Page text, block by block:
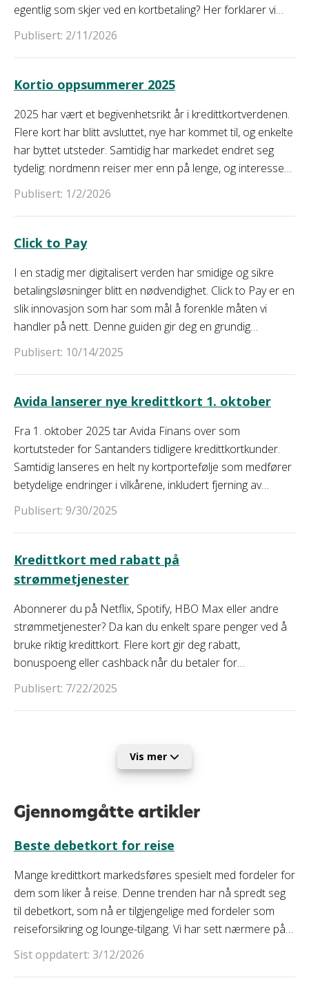
egentlig som skjer ved en kortbetaling? Her forklarer vi
begrepene.
Publisert: 2/11/2026
Kortio oppsummerer 2025
2025 har vært et begivenhetsrikt år i kredittkortverdenen.
Flere kort har blitt avsluttet, nye har kommet til, og enkelte
har byttet utsteder. Samtidig har markedet endret seg
tydelig: nordmenn reiser mer enn på lenge, og interessen
for kredittkort med lounge-tilgang og reisefordeler har
noe som også gjenspeiles i hvilke kort, kategorier og
Vi oppsummerer 2025 ved å løfte frem de største
hendelsene, tydelige trender og statistikk som viser hva
nordmenn faktisk ser etter når de velger kredittkort.
Publisert: 1/2/2026
Click to Pay
I en stadig mer digitalisert verden har smidige og sikre
betalingsløsninger blitt en nødvendighet. Click to Pay er en
slik innovasjon som har som mål å forenkle måten vi
handler på nett. Denne guiden gir deg en grundig
forståelse av hva Click to Pay er, hvordan det fungerer, og
Publisert: 10/14/2025
Avida lanserer nye kredittkort 1. oktober
Fra 1. oktober 2025 tar Avida Finans over som
kortutsteder for Santanders tidligere kredittkortkunder.
Samtidig lanseres en helt ny kortportefølje som medfører
betydelige endringer i vilkårene, inkludert fjerning av
cashback og kortere rentefri periode.
Publisert: 9/30/2025
Kredittkort med rabatt på
strømmetjenester
Abonnerer du på Netflix, Spotify, HBO Max eller andre
strømmetjenester? Da kan du enkelt spare penger ved å
bruke riktig kredittkort. Flere kort gir deg rabatt,
bonuspoeng eller cashback når du betaler for
strømmetjenester. Dette kan bli en betydelig besparelse
Publisert: 7/22/2025
Vis mer
Gjennomgåtte artikler
Beste debetkort for reise
Mange kredittkort markedsføres spesielt med fordeler for
dem som liker å reise. Denne trenden har nå spredt seg
til debetkort, som nå er tilgjengelige med fordeler som
reiseforsikring og lounge-tilgang. Vi har sett nærmere på
disse kortene, og her kan du lese mer om hva du bør
tenke på når du skal velge reisekort, og hvilke alternativer
Sist oppdatert: 3/12/2026